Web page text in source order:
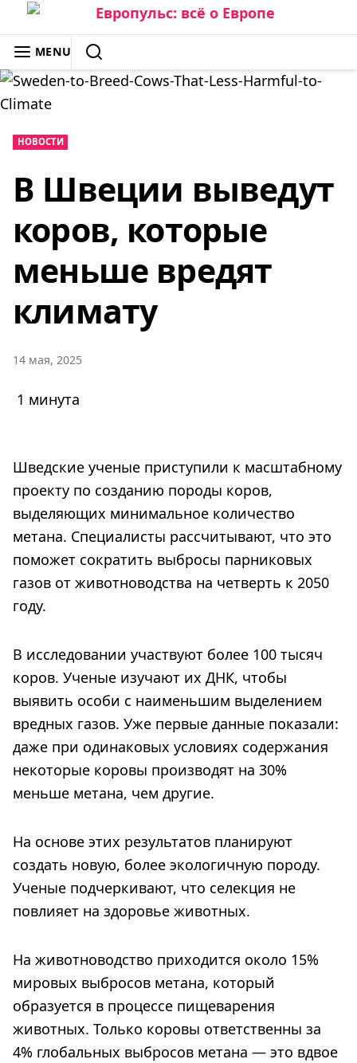
Skip
to
content
ЕВРОПУЛЬС: ВСЁ О ЕВРОПЕ
MENU
SEARCH
НОВОСТИ
В Швеции выведут
коров, которые
меньше вредят
климату
14 мая, 2025
1 минута
Шведские ученые приступили к масштабному
проекту по созданию породы коров,
выделяющих минимальное количество
метана. Специалисты рассчитывают, что это
поможет сократить выбросы парниковых
газов от животноводства на четверть к 2050
году.
В исследовании участвуют более 100 тысяч
коров. Ученые изучают их ДНК, чтобы
выявить особи с наименьшим выделением
вредных газов. Уже первые данные показали:
даже при одинаковых условиях содержания
некоторые коровы производят на 30%
меньше метана, чем другие.
На основе этих результатов планируют
создать новую, более экологичную породу.
Ученые подчеркивают, что селекция не
повлияет на здоровье животных.
На животноводство приходится около 15%
мировых выбросов метана, который
образуется в процессе пищеварения
животных. Только коровы ответственны за
4% глобальных выбросов метана — это вдвое